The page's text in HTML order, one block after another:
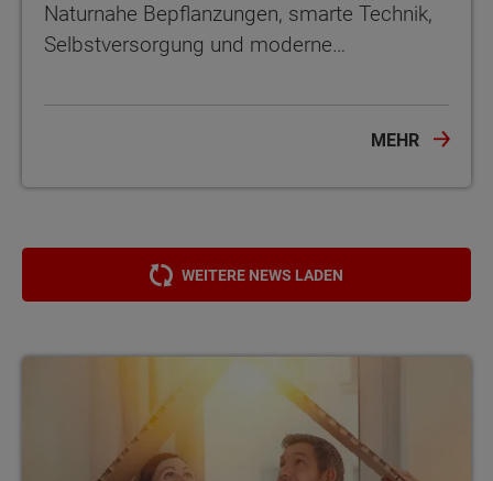
Naturnahe Bepflanzungen, smarte Technik,
Selbstversorgung und moderne…
MEHR
WEITERE NEWS LADEN